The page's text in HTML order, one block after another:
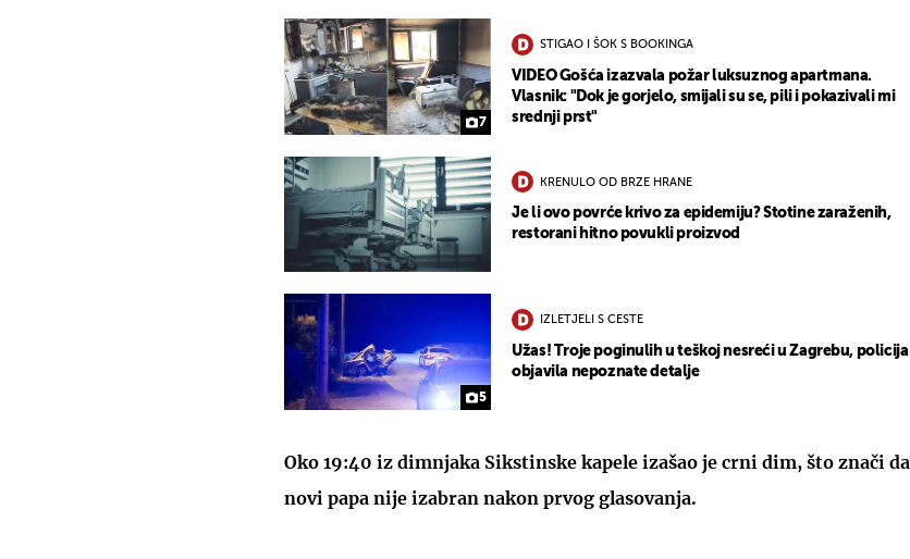
7
STIGAO I ŠOK S BOOKINGA
VIDEO Gošća izazvala požar luksuznog apartmana.
Vlasnik: "Dok je gorjelo, smijali su se, pili i pokazivali mi
srednji prst"
KRENULO OD BRZE HRANE
Je li ovo povrće krivo za epidemiju? Stotine zaraženih,
restorani hitno povukli proizvod
5
IZLETJELI S CESTE
Užas! Troje poginulih u teškoj nesreći u Zagrebu, policija
objavila nepoznate detalje
Oko 19:40 iz dimnjaka Sikstinske kapele izašao je crni dim, što znači da
novi papa nije izabran nakon prvog glasovanja.